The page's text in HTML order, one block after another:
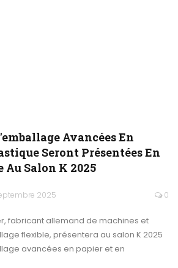
Avancées En
Seront Présentées En
Salon K 2025
2025 0
fabricant allemand de machines et
flexible, présentera au salon K 2025
avancées en papier et en